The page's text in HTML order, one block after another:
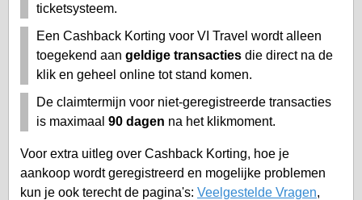
ticketsysteem.
Een Cashback Korting voor VI Travel wordt alleen
toegekend aan geldige transacties die direct na de
klik en geheel online tot stand komen.
De claimtermijn voor niet-geregistreerde transacties
is maximaal 90 dagen na het klikmoment.
Voor extra uitleg over Cashback Korting, hoe je
aankoop wordt geregistreerd en mogelijke problemen
kun je ook terecht de pagina's: Veelgestelde Vragen,